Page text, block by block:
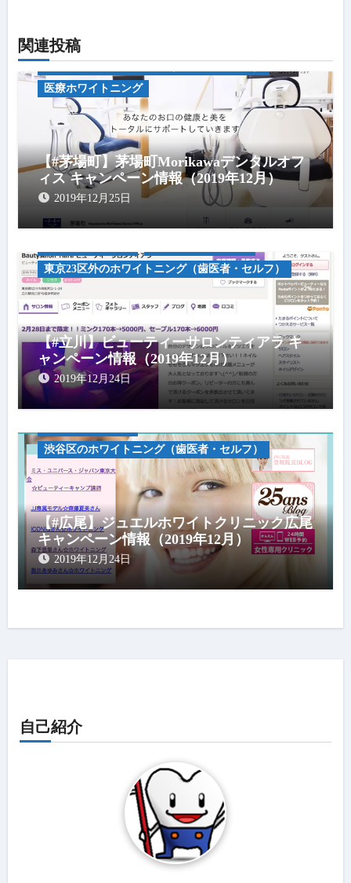
ン
関連投稿
キャンペーン情報
医療ホワイトニング
【#茅場町】茅場町Morikawaデンタルオフ
ィス キャンペーン情報（2019年12月）
2019年12月25日
東京23区外のホワイトニング（歯医者・セルフ）
【#立川】ビューティーサロンティアラ キ
ャンペーン情報（2019年12月）
2019年12月24日
渋谷区のホワイトニング（歯医者・セルフ）
【#広尾】ジュエルホワイトクリニック広尾
キャンペーン情報（2019年12月）
2019年12月24日
自己紹介